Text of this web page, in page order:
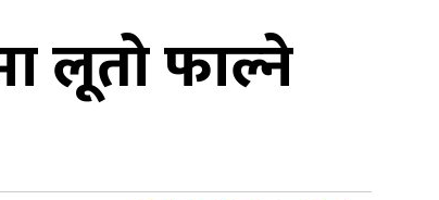
लूतो फाल्ने